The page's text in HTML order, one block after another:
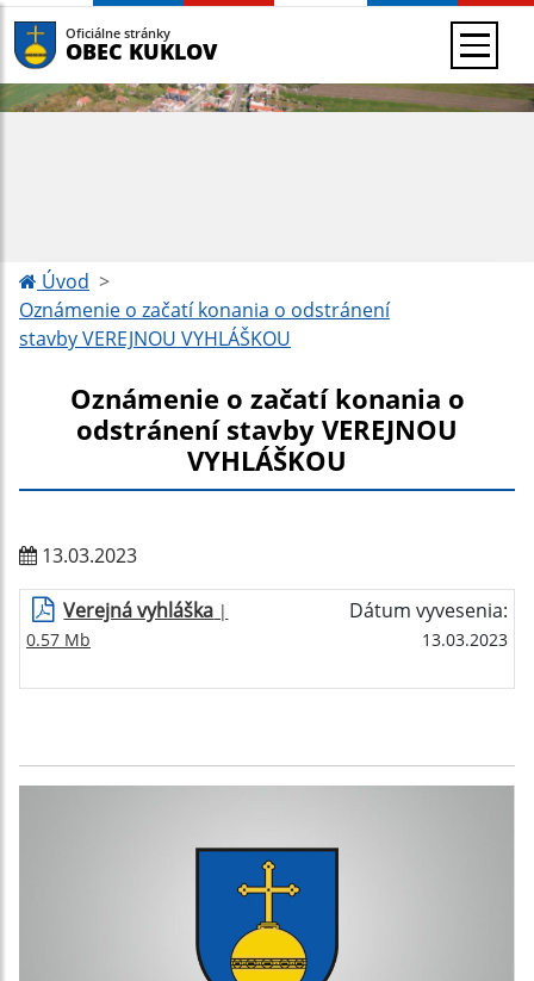
Oficiálne stránky
OBEC KUKLOV
Úvod
Oznámenie o začatí konania o odstránení
stavby VEREJNOU VYHLÁŠKOU
Oznámenie o začatí konania o
odstránení stavby VEREJNOU
VYHLÁŠKOU
13.03.2023
Verejná vyhláška |
0.57 Mb
Dátum vyvesenia:
13.03.2023